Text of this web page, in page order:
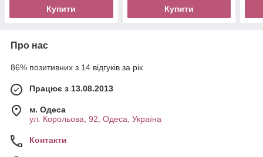
Купити Купити
Про нас
86% позитивних з 14 відгуків за рік
Працює з 13.08.2013
м. Одеса
ул. Корольова, 92, Одеса, Україна
Контакти